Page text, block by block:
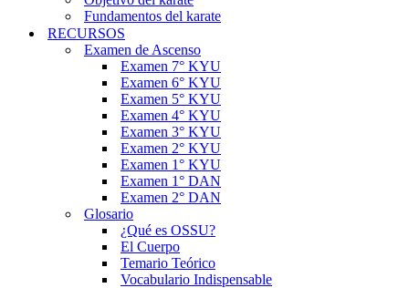
Fundamentos del karate
RECURSOS
Examen de Ascenso
Examen 7° KYU
Examen 6° KYU
Examen 5° KYU
Examen 4° KYU
Examen 3° KYU
Examen 2° KYU
Examen 1° KYU
Examen 1° DAN
Examen 2° DAN
Glosario
¿Qué es OSSU?
El Cuerpo
Temario Teórico
Vocabulario Indispensable